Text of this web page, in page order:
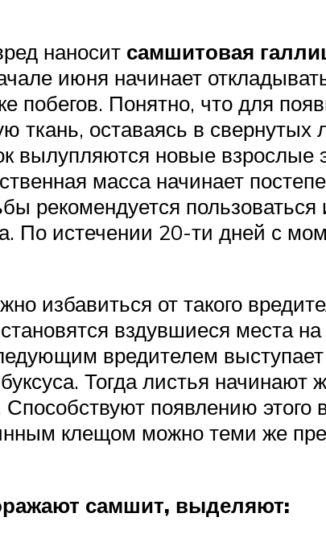
наносит самшитовая
июня начинает
побегов. Понятно, что для
ткань, оставаясь в
вылупляются новые
масса начинает
рекомендуется
По истечении 20-ти дней с
избавиться от такого
вздувшиеся места
вредителем выступает
Тогда листья начинают
Способствуют появлению
клещом можно теми же
самшит, выделяют: